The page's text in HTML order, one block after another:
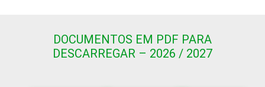
DOCUMENTOS EM PDF PARA
DESCARREGAR – 2026 / 2027